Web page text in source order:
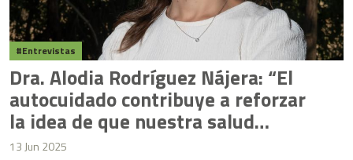
Entrevistas
Dra. Alodia Rodríguez Nájera: “El
autocuidado contribuye a reforzar
la idea de que nuestra salud
mental y física es un pilar
13 Jun 2025